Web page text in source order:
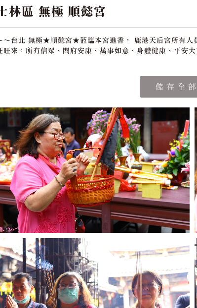
林區 無極 順懿宮
～台北 無極★順懿宮★蒞臨本宮進香， 鹿港天后宮所有
旺來，所有信眾、閤府安康、萬事如意、身體健康、平安
儲存全